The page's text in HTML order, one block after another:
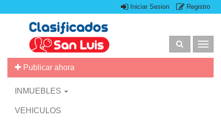
Iniciar Sesion Registro
Publicar ahora
INMUEBLES
VEHICULOS